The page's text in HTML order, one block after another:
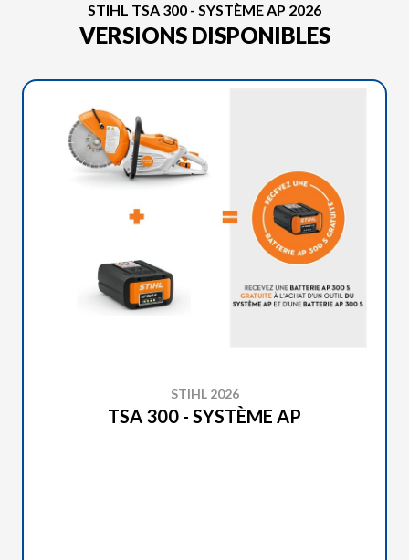
STIHL TSA 300 - SYSTÈME AP 2026
VERSIONS DISPONIBLES
STIHL 2026
TSA 300 - SYSTÈME AP